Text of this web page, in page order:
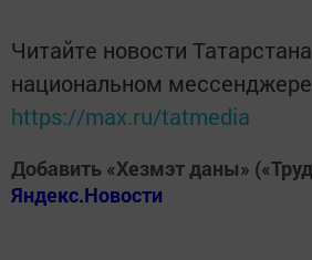
Читайте новости
национальном
https://max.ru/tatmedia
Добавить «Хезмэт даны»
Яндекс.Новости